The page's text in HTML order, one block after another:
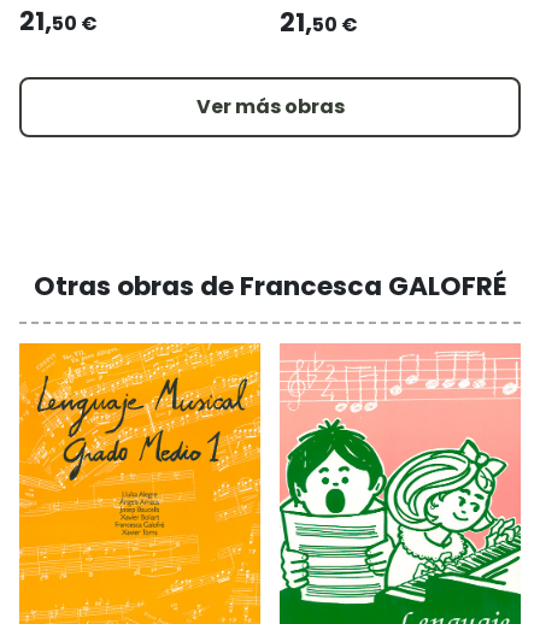
21,50 € 21,50 €
Ver más obras
Otras obras de Francesca GALOFRÉ